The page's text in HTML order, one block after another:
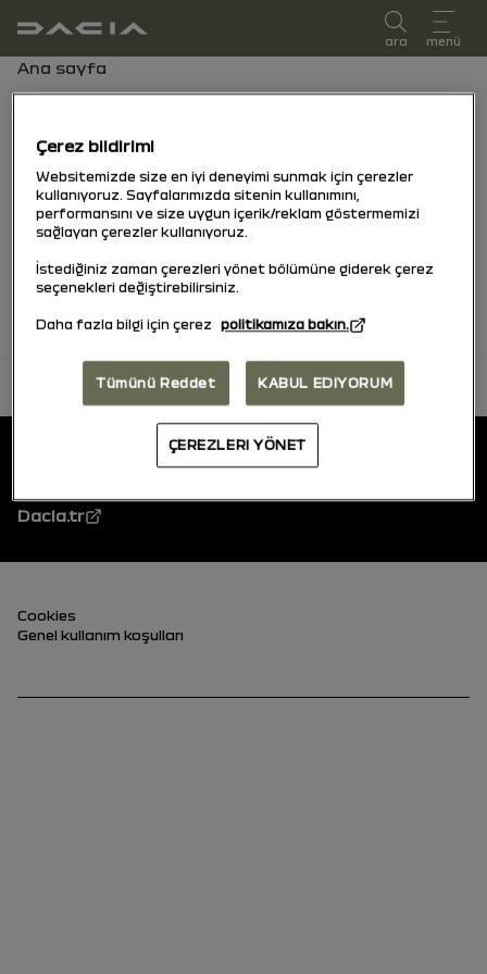
kullanıcı kılavuzu
ara menü
Gezinti çubuğu
Ana sayfa
Tüm favori içeriklerinizi araçlara göre
sıralayarak bulun
Hiç favori bulunamadı.
başa dön
Kullanıcı kılavuzları
Dacia.tr
Alt Bilgi (alt)
Cookies
Genel kullanım koşulları
Çerez bildirimi
Websitemizde size en iyi deneyimi sunmak için çerezler
kullanıyoruz. Sayfalarımızda sitenin kullanımını,
performansını ve size uygun içerik/reklam göstermemizi
sağlayan çerezler kullanıyoruz.
İstediğiniz zaman çerezleri yönet bölümüne giderek çerez
seçenekleri değiştirebilirsiniz.
Daha fazla bilgi için çerez politikamıza bakın.
Tümünü Reddet KABUL EDIYORUM
ÇEREZLERI YÖNET